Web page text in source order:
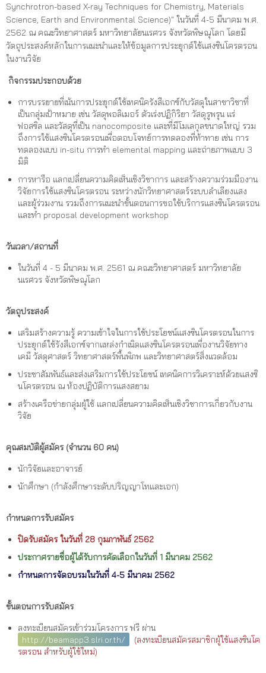
Synchrotron-based X-ray Techniques for Chemistry, Materials
Science, Earth and Environmental Science)" ในวันที่ 4-5 มีนาคม พ.ศ.
2562 ณ คณะวิทยาศาสตร์ มหาวิทยาลัยนเรศวร จังหวัดพิษณุโลก โดยมี
วัตถุประสงค์หลักในการแนะนำและให้ข้อมูลการประยุกต์ใช้แสงซินโครตรอน
ในงานวิจัย
กิจกรรมประกอบด้วย
การบรรยายที่เน้นการประยุกต์ใช้เทคนิครังสีเอกซ์กับวัสดุในสาขาวิชาที่
เป็นกลุ่มเป้าหมาย เช่น วัสดุพอลิเมอร์ ตัวเร่งปฏิกิริยา วัสดุรูพรุน แร่
ฟอสซิล และวัสดุที่เป็น nanocomposite และที่มีโมเลกุลขนาดใหญ่ รวม
ถึงการใช้แสงซินโครตรอนเพื่อตอบโจทย์การทดลองที่ท้าทาย เช่น การ
ทดลองแบบ in-situ การทำ elemental mapping และถ่ายภาพแบบ 3
มิติ
การหารือ แลกเปลี่ยนความคิดเห็นเชิงวิชาการ และสร้างความร่วมมืองาน
วิจัยการใช้แสงซินโครตรอน ระหว่างนักวิทยาศาสตร์ระบบลำเลียงแสง
และผู้ร่วมงาน รวมถึงการแนะนำขั้นตอนการขอใช้บริการแสงซินโครตรอน
และทำ proposal development workshop
วันเวลา/สถานที่
ในวันที่ 4 - 5 มีนาคม พ.ศ. 2561 ณ คณะวิทยาศาสตร์ มหาวิทยาลัย
นเรศวร จังหวัดพิษณุโลก
วัตถุประสงค์
เสริมสร้างความรู้ ความเข้าใจในการใช้ประโยชน์แสงซินโครตรอนในการ
ประยุกต์ใช้รังสีเอกซ์จากแหล่งกำเนิดแสงซินโครตรอนเพื่องานวิจัยทาง
เคมี วัสดุศาสตร์ วิทยาศาสตร์พื้นพิภพ และวิทยาศาสตร์สิ่งแวดล้อม
ประชาสัมพันธ์และส่งเสริมการใช้ประโยชน์ เทคนิคการวิเคราะห์ด้วยแสงซิ
นโครตรอน ณ ห้องปฏิบัติการแสงสยาม
สร้างเครือข่ายกลุ่มผู้ใช้ แลกเปลี่ยนความคิดเห็นเชิงวิชาการเกี่ยวกับงาน
วิจัย
คุณสมบัติผู้สมัคร (จำนวน 60 คน)
นักวิจัยและอาจารย์
นักศึกษา (กำลังศึกษาระดับปริญญาโทและเอก)
กำหนดการรับสมัคร
ปิดรับสมัคร ในวันที่ 28 กุมภาพันธ์ 2562
ประกาศรายชื่อผู้ได้รับการคัดเลือกในวันที่ 1 มีนาคม 2562
กำหนดการจัดอบรมในวันที่ 4-5 มีนาคม 2562
ขั้นตอนการรับสมัคร
ลงทะเบียนสมัครเข้าร่วมโครงการ ฟรี ผ่าน
http://beamapp3.slri.or.th/
(ลงทะเบียนสมัครสมาชิกผู้ใช้แสงซินโค
รตรอน สำหรับผู้ใช้ใหม่)